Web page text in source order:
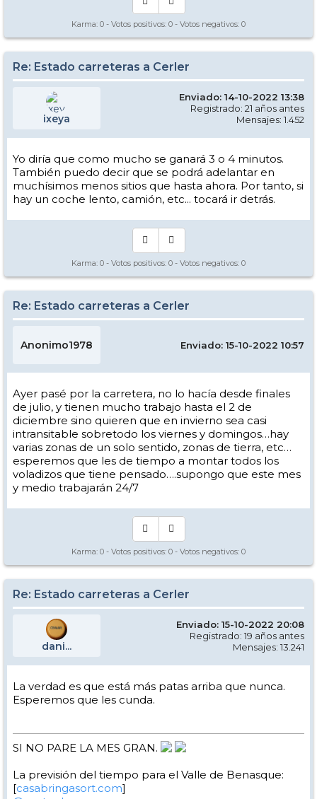
Karma: 0 - Votos positivos: 0 - Votos negativos: 0
Re: Estado carreteras a Cerler
ixeya
Enviado: 14-10-2022 13:38
Registrado: 21 años antes
Mensajes: 1.452
Yo diría que como mucho se ganará 3 o 4 minutos.
También puedo decir que se podrá adelantar en
muchísimos menos sitios que hasta ahora. Por tanto, si
hay un coche lento, camión, etc... tocará ir detrás.
Karma: 0 - Votos positivos: 0 - Votos negativos: 0
Re: Estado carreteras a Cerler
Anonimo1978 Enviado: 15-10-2022 10:57
Ayer pasé por la carretera, no lo hacía desde finales
de julio, y tienen mucho trabajo hasta el 2 de
diciembre sino quieren que en invierno sea casi
intransitable sobretodo los viernes y domingos…hay
varias zonas de un solo sentido, zonas de tierra, etc…
esperemos que les de tiempo a montar todos los
voladizos que tiene pensado….supongo que este mes
y medio trabajarán 24/7
Karma: 0 - Votos positivos: 0 - Votos negativos: 0
Re: Estado carreteras a Cerler
dani...
Enviado: 15-10-2022 20:08
Registrado: 19 años antes
Mensajes: 13.241
La verdad es que está más patas arriba que nunca.
Esperemos que les cunda.
SI NO PARE LA MES GRAN.
La previsión del tiempo para el Valle de Benasque:
[casabringasort.com]